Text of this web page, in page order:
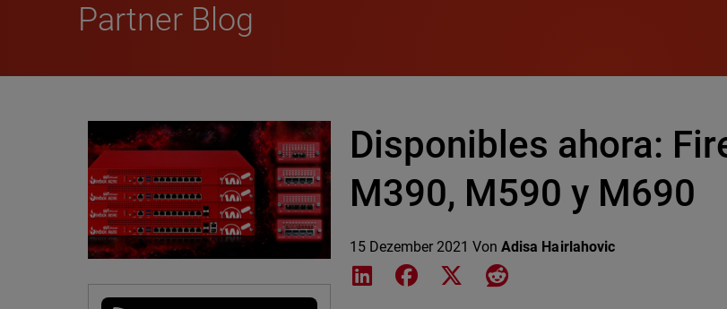
Partner Blog
Disponibles ahora:
M390, M590 y M690
15 Dezember 2021 VonAdisa Hairlahovic
Share on LinkedIn
Share on Facebook
Share on XShare on Reddit